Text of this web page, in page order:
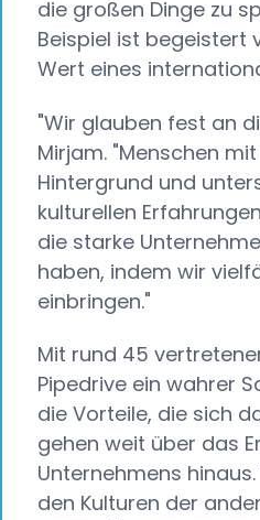
die großen Dinge zu
Beispiel ist begeistert
Wert eines
"Wir glauben fest an
Mirjam. "Menschen
Hintergrund und
kulturellen
die starke
haben, indem wir
einbringen."
Mit rund 45
Pipedrive ein wahrer
die Vorteile, die sich
gehen weit über das
Unternehmens
den Kulturen der